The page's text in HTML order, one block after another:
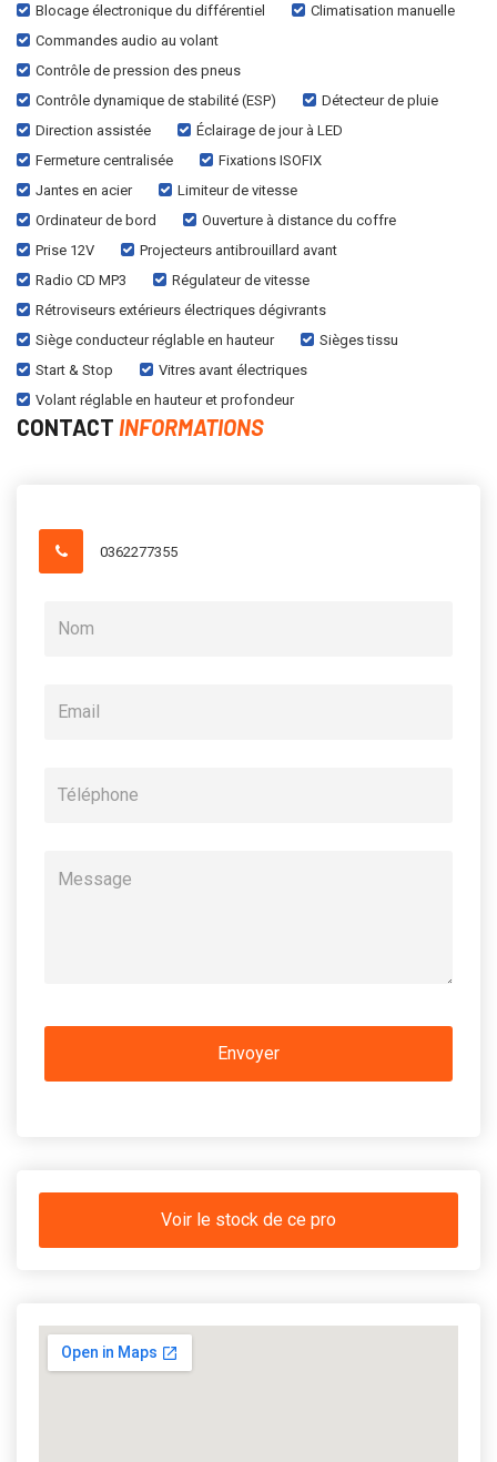
Blocage électronique du différentiel
Climatisation manuelle
Commandes audio au volant
Contrôle de pression des pneus
Contrôle dynamique de stabilité (ESP)
Détecteur de pluie
Direction assistée
Éclairage de jour à LED
Fermeture centralisée
Fixations ISOFIX
Jantes en acier
Limiteur de vitesse
Ordinateur de bord
Ouverture à distance du coffre
Prise 12V
Projecteurs antibrouillard avant
Radio CD MP3
Régulateur de vitesse
Rétroviseurs extérieurs électriques dégivrants
Siège conducteur réglable en hauteur
Sièges tissu
Start & Stop
Vitres avant électriques
Volant réglable en hauteur et profondeur
CONTACT INFORMATIONS
0362277355
Voir le stock de ce pro